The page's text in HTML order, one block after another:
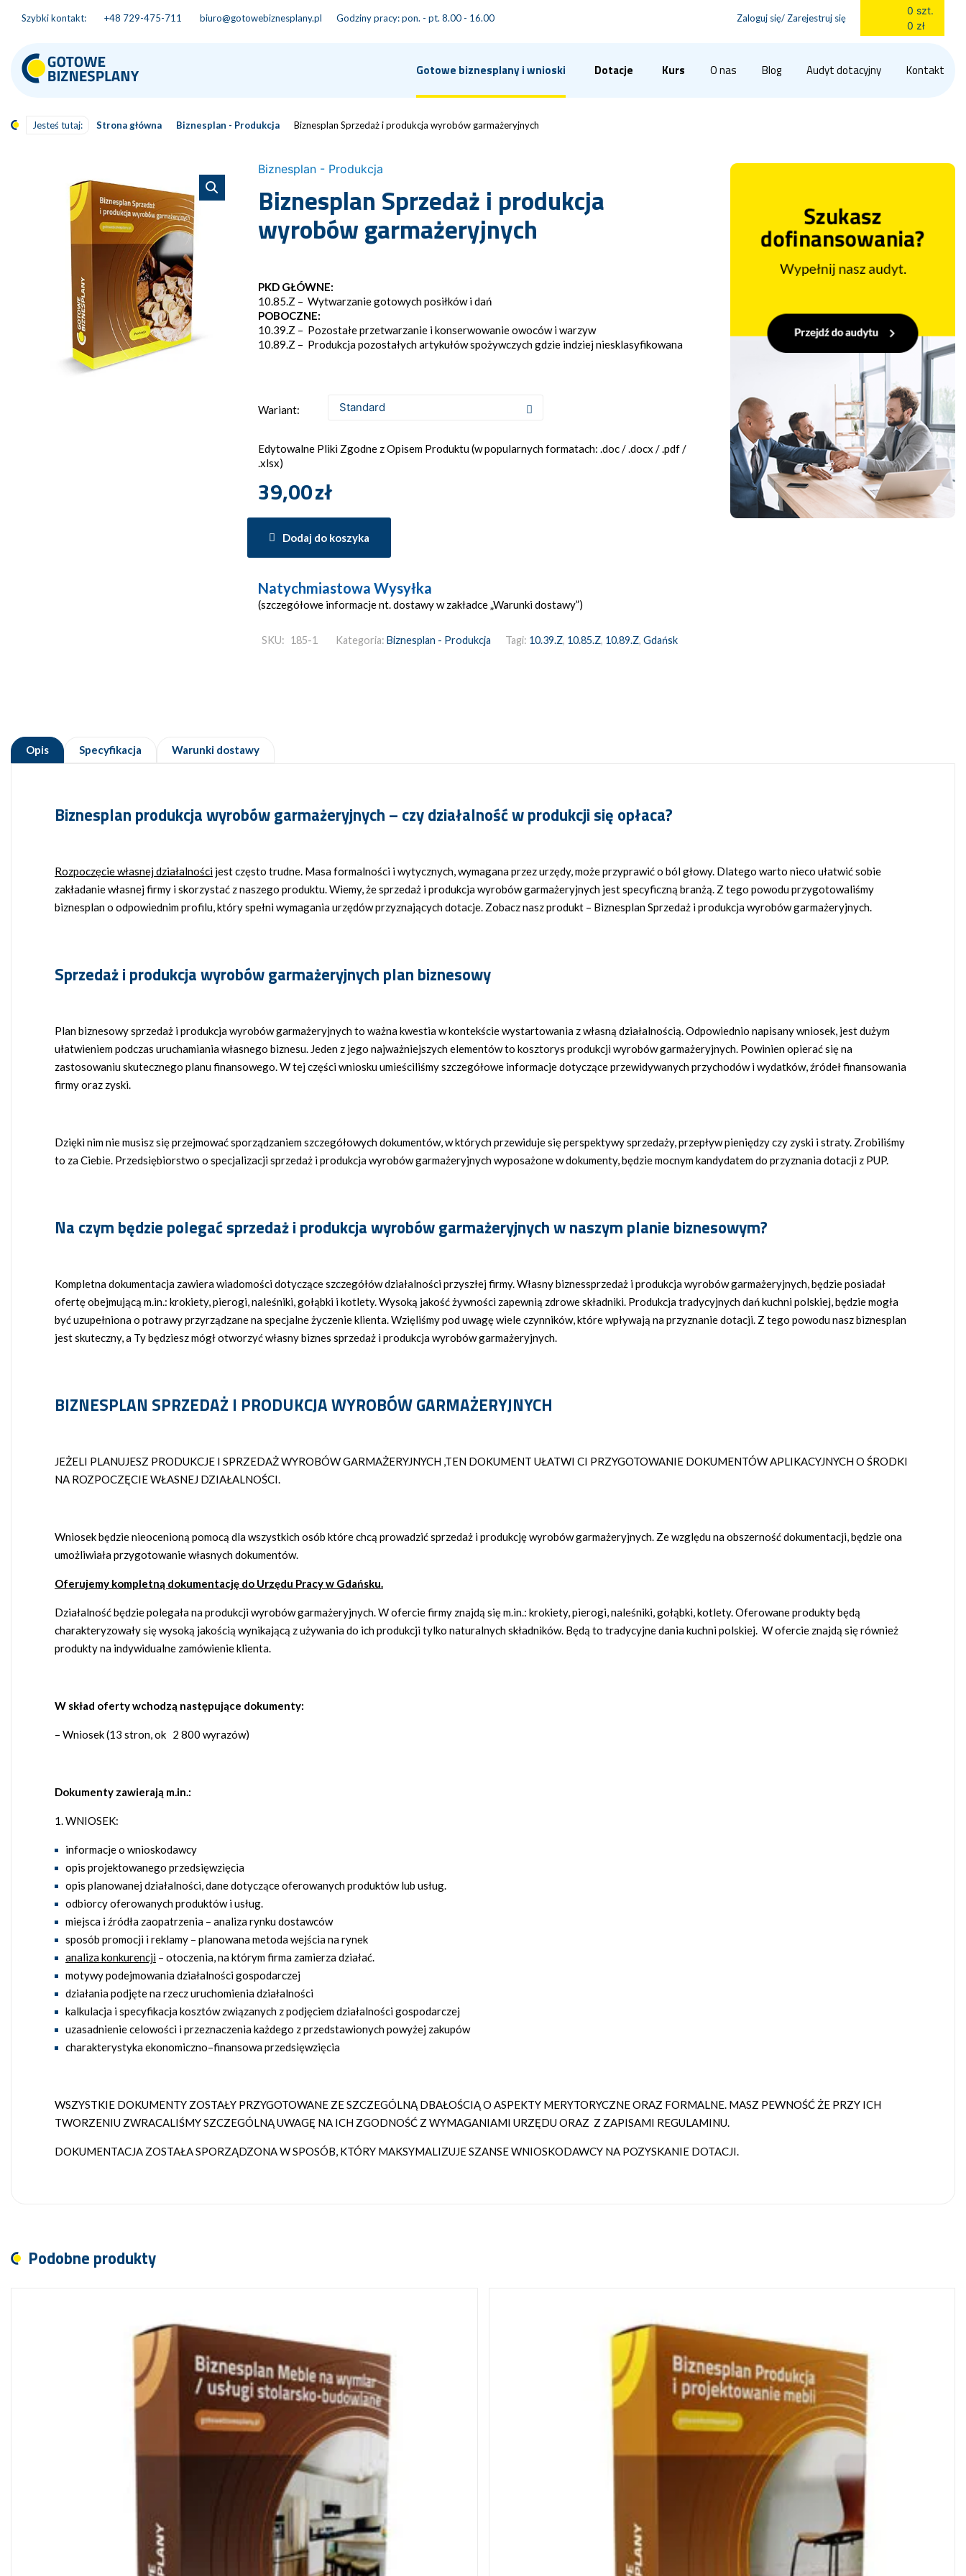
Szybki kontakt: +48 729-475-711 biuro@gotowebiznesplany.pl Godziny pracy: pon. - pt. 8.00 - 16.00 Zaloguj się/ Zarejestruj się
0 szt.
0 zł
Gotowe biznesplany i wnioski Dotacje Kurs O nas Blog Audyt dotacyjny Kontakt
Jesteś tutaj: Strona główna Biznesplan - Produkcja Biznesplan Sprzedaż i produkcja wyrobów garmażeryjnych
Biznesplan - Produkcja
Biznesplan Sprzedaż i produkcja
wyrobów garmażeryjnych
PKD GŁÓWNE:
10.85.Z – Wytwarzanie gotowych posiłków i dań
POBOCZNE:
10.39.Z – Pozostałe przetwarzanie i konserwowanie owoców i warzyw
10.89.Z – Produkcja pozostałych artykułów spożywczych gdzie indziej niesklasyfikowana
Wariant:
Edytowalne Pliki Zgodne z Opisem Produktu (w popularnych formatach: .doc / .docx / .pdf /
.xlsx)
39,00zł
Dodaj do koszyka
Natychmiastowa Wysyłka
(szczegółowe informacje nt. dostawy w zakładce „Warunki dostawy”)
SKU: 185-1 Kategoria: Biznesplan - Produkcja Tagi: 10.39.Z, 10.85.Z, 10.89.Z, Gdańsk
Opis Specyfikacja Warunki dostawy
Biznesplan produkcja wyrobów garmażeryjnych – czy działalność w produkcji się opłaca?
Rozpoczęcie własnej działalności jest często trudne. Masa formalności i wytycznych, wymagana przez urzędy, może przyprawić o ból głowy. Dlatego warto nieco ułatwić sobie
zakładanie własnej firmy i skorzystać z naszego produktu. Wiemy, że sprzedaż i produkcja wyrobów garmażeryjnych jest specyficzną branżą. Z tego powodu przygotowaliśmy
biznesplan o odpowiednim profilu, który spełni wymagania urzędów przyznających dotacje. Zobacz nasz produkt – Biznesplan Sprzedaż i produkcja wyrobów garmażeryjnych.
Sprzedaż i produkcja wyrobów garmażeryjnych plan biznesowy
Plan biznesowy sprzedaż i produkcja wyrobów garmażeryjnych to ważna kwestia w kontekście wystartowania z własną działalnością. Odpowiednio napisany wniosek, jest dużym
ułatwieniem podczas uruchamiania własnego biznesu. Jeden z jego najważniejszych elementów to kosztorys produkcji wyrobów garmażeryjnych. Powinien opierać się na
zastosowaniu skutecznego planu finansowego. W tej części wniosku umieściliśmy szczegółowe informacje dotyczące przewidywanych przychodów i wydatków, źródeł finansowania
firmy oraz zyski.
Dzięki nim nie musisz się przejmować sporządzaniem szczegółowych dokumentów, w których przewiduje się perspektywy sprzedaży, przepływ pieniędzy czy zyski i straty. Zrobiliśmy
to za Ciebie. Przedsiębiorstwo o specjalizacji sprzedaż i produkcja wyrobów garmażeryjnych wyposażone w dokumenty, będzie mocnym kandydatem do przyznania dotacji z PUP.
Na czym będzie polegać sprzedaż i produkcja wyrobów garmażeryjnych w naszym planie biznesowym?
Kompletna dokumentacja zawiera wiadomości dotyczące szczegółów działalności przyszłej firmy. Własny biznessprzedaż i produkcja wyrobów garmażeryjnych, będzie posiadał
ofertę obejmującą m.in.: krokiety, pierogi, naleśniki, gołąbki i kotlety. Wysoką jakość żywności zapewnią zdrowe składniki. Produkcja tradycyjnych dań kuchni polskiej, będzie mogła
być uzupełniona o potrawy przyrządzane na specjalne życzenie klienta. Wzięliśmy pod uwagę wiele czynników, które wpływają na przyznanie dotacji. Z tego powodu nasz biznesplan
jest skuteczny, a Ty będziesz mógł otworzyć własny biznes sprzedaż i produkcja wyrobów garmażeryjnych.
BIZNESPLAN SPRZEDAŻ I PRODUKCJA WYROBÓW GARMAŻERYJNYCH
JEŻELI PLANUJESZ PRODUKCJE I SPRZEDAŻ WYROBÓW GARMAŻERYJNYCH ,TEN DOKUMENT UŁATWI CI PRZYGOTOWANIE DOKUMENTÓW APLIKACYJNYCH O ŚRODKI
NA ROZPOCZĘCIE WŁASNEJ DZIAŁALNOŚCI.
Wniosek będzie nieocenioną pomocą dla wszystkich osób które chcą prowadzić sprzedaż i produkcję wyrobów garmażeryjnych. Ze względu na obszerność dokumentacji, będzie ona
umożliwiała przygotowanie własnych dokumentów.
Oferujemy kompletną dokumentację do Urzędu Pracy w Gdańsku.
Działalność będzie polegała na produkcji wyrobów garmażeryjnych. W ofercie firmy znajdą się m.in.: krokiety, pierogi, naleśniki, gołąbki, kotlety. Oferowane produkty będą
charakteryzowały się wysoką jakością wynikającą z używania do ich produkcji tylko naturalnych składników. Będą to tradycyjne dania kuchni polskiej. W ofercie znajdą się również
produkty na indywidualne zamówienie klienta.
W skład oferty wchodzą następujące dokumenty:
– Wniosek (13 stron, ok 2 800 wyrazów)
Dokumenty zawierają m.in.:
WNIOSEK:
informacje o wnioskodawcy
opis projektowanego przedsięwzięcia
opis planowanej działalności, dane dotyczące oferowanych produktów lub usług.
odbiorcy oferowanych produktów i usług.
miejsca i źródła zaopatrzenia – analiza rynku dostawców
sposób promocji i reklamy – planowana metoda wejścia na rynek
analiza konkurencji – otoczenia, na którym firma zamierza działać.
motywy podejmowania działalności gospodarczej
działania podjęte na rzecz uruchomienia działalności
kalkulacja i specyfikacja kosztów związanych z podjęciem działalności gospodarczej
uzasadnienie celowości i przeznaczenia każdego z przedstawionych powyżej zakupów
charakterystyka ekonomiczno–finansowa przedsięwzięcia
WSZYSTKIE DOKUMENTY ZOSTAŁY PRZYGOTOWANE ZE SZCZEGÓLNĄ DBAŁOŚCIĄ O ASPEKTY MERYTORYCZNE ORAZ FORMALNE. MASZ PEWNOŚĆ ŻE PRZY ICH
TWORZENIU ZWRACALIŚMY SZCZEGÓLNĄ UWAGĘ NA ICH ZGODNOŚĆ Z WYMAGANIAMI URZĘDU ORAZ Z ZAPISAMI REGULAMINU.
DOKUMENTACJA ZOSTAŁA SPORZĄDZONA W SPOSÓB, KTÓRY MAKSYMALIZUJE SZANSE WNIOSKODAWCY NA POZYSKANIE DOTACJI.
Podobne produkty